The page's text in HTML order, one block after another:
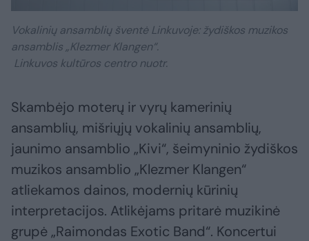
Vokalinių ansamblių šventė Linkuvoje: žydiškos muzikos
ansamblis „Klezmer Klangen“.
Linkuvos kultūros centro nuotr.
Skambėjo moterų ir vyrų kamerinių
ansamblių, mišriųjų vokalinių ansamblių,
jaunimo ansamblio „Kivi“, šeimyninio žydiškos
muzikos ansamblio „Klezmer Klangen“
atliekamos dainos, modernių kūrinių
interpretacijos. Atlikėjams pritarė muzikinė
grupė „Raimondas Exotic Band“. Koncertui